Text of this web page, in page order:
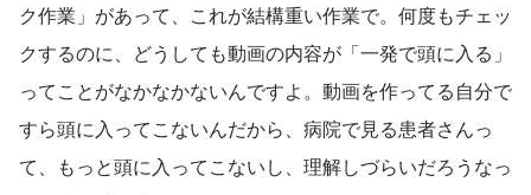
ク作業」があって、これが結構重い作業で。何度もチェッ
クするのに、どうしても動画の内容が「一発で頭に入る」
ってことがなかなかないんですよ。動画を作ってる自分で
すら頭に入ってこないんだから、病院で見る患者さんっ
て、もっと頭に入ってこないし、理解しづらいだろうなっ